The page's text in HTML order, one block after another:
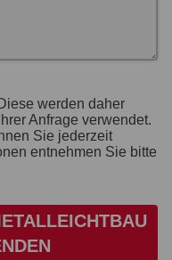
werden daher
Anfrage verwendet.
Sie jederzeit
entnehmen Sie bitte